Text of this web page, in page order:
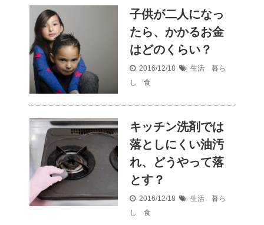
子供が二人になっ
たら、かかるお金
はどのくらい？
2016/12/18
生活 暮ら
し 食
キッチン洗剤では
落としにくい油汚
れ、どうやって落
とす？
2016/12/18
生活 暮ら
し 食